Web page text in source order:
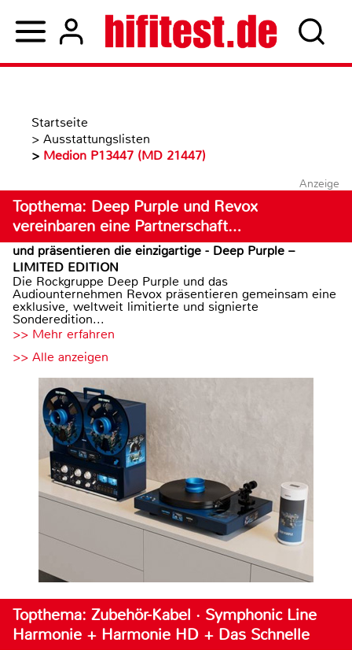
Startseite
> Ausstattungslisten
> Medion P13447 (MD 21447)
Anzeige
Topthema: Deep Purple und Revox
vereinbaren eine Partnerschaft…
und präsentieren die einzigartige - Deep Purple –
LIMITED EDITION
Die Rockgruppe Deep Purple und das
Audiounternehmen Revox präsentieren gemeinsam eine
exklusive, weltweit limitierte und signierte
Sonderedition...
>> Mehr erfahren
>> Alle anzeigen
Topthema: Zubehör-Kabel · Symphonic Line
Harmonie + Harmonie HD + Das Schnelle